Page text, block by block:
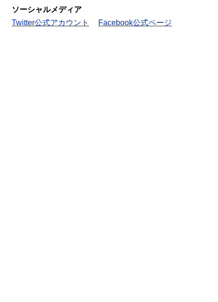
ソーシャルメディア
Twitter公式アカウント
Facebook公式ページ